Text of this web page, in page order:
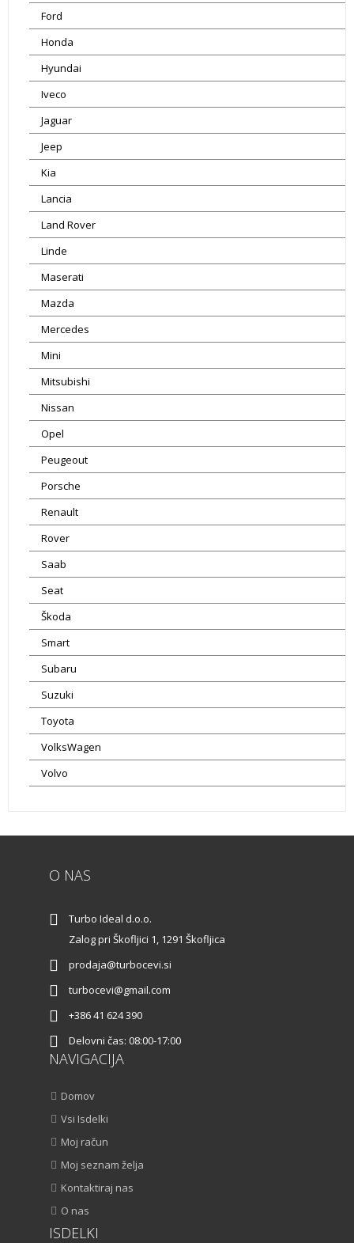
Ford
Honda
Hyundai
Iveco
Jaguar
Jeep
Kia
Lancia
Land Rover
Linde
Maserati
Mazda
Mercedes
Mini
Mitsubishi
Nissan
Opel
Peugeout
Porsche
Renault
Rover
Saab
Seat
Škoda
Smart
Subaru
Suzuki
Toyota
VolksWagen
Volvo
O NAS
Turbo Ideal d.o.o.
Zalog pri Škofljici 1, 1291 Škofljica
prodaja@turbocevi.si
turbocevi@gmail.com
+386 41 624 390
Delovni čas: 08:00-17:00
NAVIGACIJA
Domov
Vsi Isdelki
Moj račun
Moj seznam želja
Kontaktiraj nas
O nas
ISDELKI